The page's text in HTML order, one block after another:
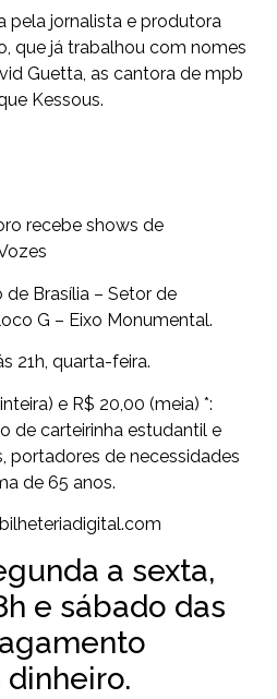
pela jornalista e produtora
que já trabalhou com nomes
Guetta, as cantora de mpb
Kessous.
recebe shows de
de Brasília – Setor de
G – Eixo Monumental.
21h, quarta-feira.
e R$ 20,00 (meia) *:
de carteirinha estudantil e
portadores de necessidades
de 65 anos.
a sexta,
e sábado das